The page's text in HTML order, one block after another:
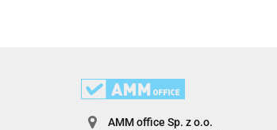
AMM office Sp. z o.o.